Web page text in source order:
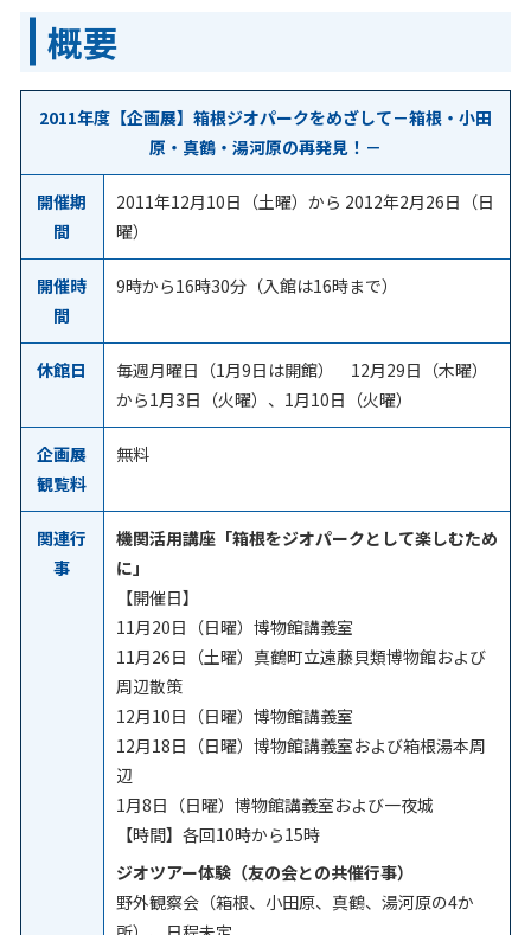
概要
2011年度【企画展】箱根ジオパークをめざして－箱根・小田
原・真鶴・湯河原の再発見！ －
開催期
間
2011年12月10日（土曜）から 2012年2月26日（日
曜）
開催時
間
9時から16時30分（入館は16時まで）
休館日
毎週月曜日（1月9日は開館） 12月29日（木曜）
から1月3日（火曜）、1月10日（火曜）
企画展
観覧料
無料
関連行
事
機関活用講座「箱根をジオパークとして楽しむため
に」
【開催日】
11月20日（日曜）博物館講義室
11月26日（土曜）真鶴町立遠藤貝類博物館および
周辺散策
12月10日（日曜）博物館講義室
12月18日（日曜）博物館講義室および箱根湯本周
辺
1月8日（日曜）博物館講義室および一夜城
【時間】各回10時から15時
ジオツアー体験（友の会との共催行事）
野外観察会（箱根、小田原、真鶴、湯河原の4か